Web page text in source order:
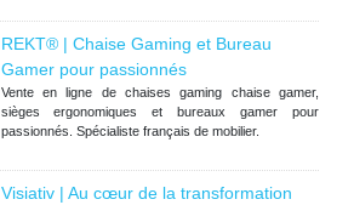
REKT® | Chaise Gaming et Bureau
Gamer pour passionnés
Vente en ligne de chaises gaming chaise gamer,
sièges ergonomiques et bureaux gamer pour
passionnés. Spécialiste français de mobilier.
Visiativ | Au cœur de la transformation